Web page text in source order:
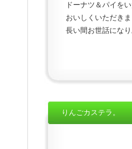
ドーナツ＆パイを
おいしくいただきま
長い間お世話にな
りんごカステラ。